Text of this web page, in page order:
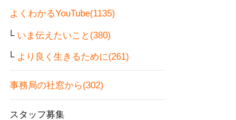
よくわかるYouTube(1135)
いま伝えたいこと(380)
より良く生きるために(261)
事務局の社窓から(302)
スタッフ募集